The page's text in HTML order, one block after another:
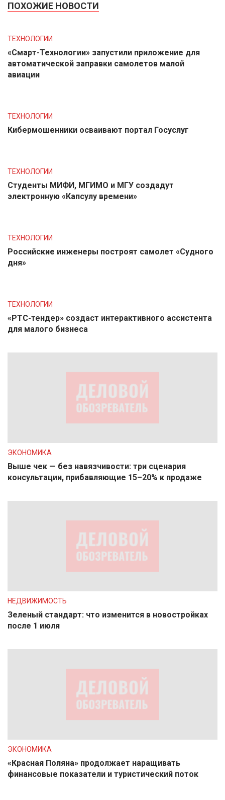
ПОХОЖИЕ НОВОСТИ
ТЕХНОЛОГИИ
«Смарт-Технологии» запустили приложение для
автоматической заправки самолетов малой
авиации
ТЕХНОЛОГИИ
Кибермошенники осваивают портал Госуслуг
ТЕХНОЛОГИИ
Студенты МИФИ, МГИМО и МГУ создадут
электронную «Капсулу времени»
ТЕХНОЛОГИИ
Российские инженеры построят самолет «Судного
дня»
ТЕХНОЛОГИИ
«РТС-тендер» создаст интерактивного ассистента
для малого бизнеса
ЭКОНОМИКА
Выше чек — без навязчивости: три сценария
консультации, прибавляющие 15–20% к продаже
НЕДВИЖИМОСТЬ
Зеленый стандарт: что изменится в новостройках
после 1 июля
ЭКОНОМИКА
«Красная Поляна» продолжает наращивать
финансовые показатели и туристический поток